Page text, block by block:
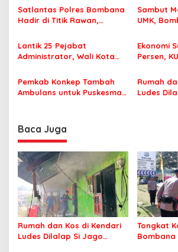
p
o
s
Korupsi Jembatan Cirauci II
Perlu
Satlantas Polres Bombana
Hadir di Titik Rawan,
Sekolah dengan Aman
Sambut
UMK,
Sasaran
Lantik 25 Pejabat
Administrator, Wali Kota
Berintegritas dan
Profesional Layani
Ekonomi
Persen,
Pemkab Konkep Tambah
Ambulans untuk Puskesmas
Rumah
Ludes
Baca Juga
Rumah dan Kos di Kendari
Ludes Dilalap Si Jago
Tongkat
Bombana